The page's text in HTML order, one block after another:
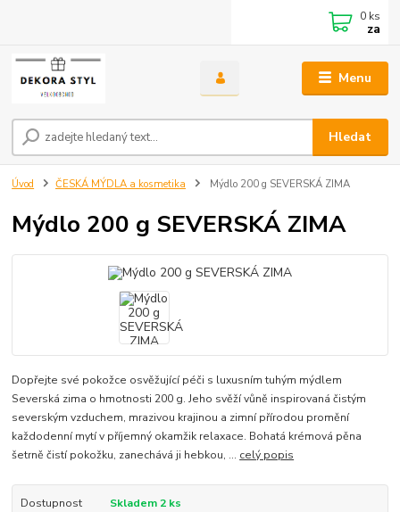
Menu
Hledat
0 ks
za
Úvod ČESKÁ MÝDLA a kosmetika Mýdlo 200 g SEVERSKÁ ZIMA
Mýdlo 200 g SEVERSKÁ ZIMA
Dopřejte své pokožce osvěžující péči s luxusním tuhým mýdlem
Severská zima o hmotnosti 200 g. Jeho svěží vůně inspirovaná čistým
severským vzduchem, mrazivou krajinou a zimní přírodou promění
každodenní mytí v příjemný okamžik relaxace. Bohatá krémová pěna
šetrně čistí pokožku, zanechává ji hebkou, ... celý popis
Dostupnost
Skladem 2 ks